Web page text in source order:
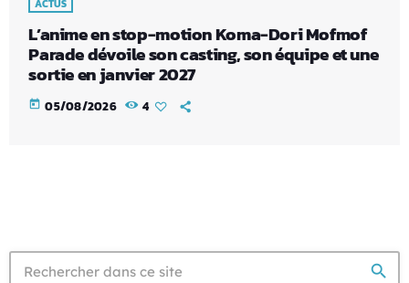
ACTUS
L’anime en stop-motion Koma-Dori Mofmof
Parade dévoile son casting, son équipe et une
sortie en janvier 2027
today 05/08/2026 4
search